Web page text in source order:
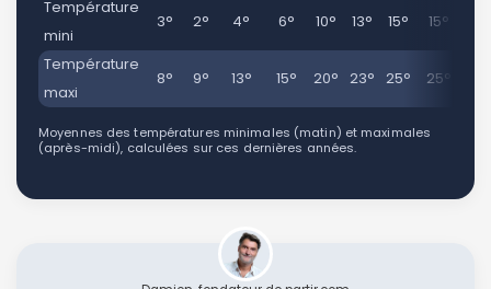
Température
mini
3° 2° 4° 6° 10° 13° 15° 15°
Température
maxi
8° 9° 13° 15° 20° 23° 25° 25°
Moyennes des températures minimales (matin) et maximales
(après-midi), calculées sur ces dernières années.